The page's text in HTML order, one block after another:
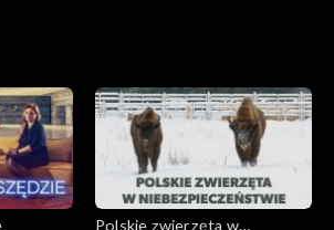
Polskie zwierzęta w